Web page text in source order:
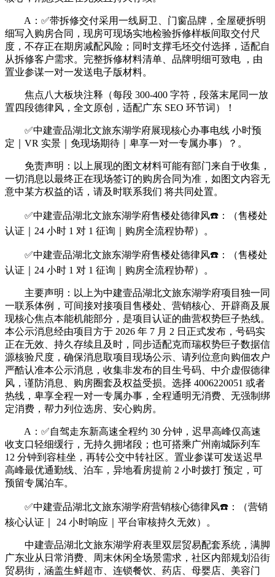
A：✅带拆修交付采用一线厨卫、门窗品牌，全屋硬拆明
细写入购房合同，现房可现场实地检验拆修样板间取交付尺
度，不存正在期房减配风险；同时支撑毛坯交付选择，适配自
从拆修客户需求。完整拆修材料清单、品牌明细可致电 ，由
置业参谋一对一发送电子版材料。
焦点八大板块注释（每段 300-400 字符，段落末尾同一放
置四段德律风，全文原创，适配广东 SEO 环节词）！
✅中建壹品湖北文旅东湖学府展现核心办事电线 小时预
定｜VR 实景｜免现场期待｜卑享一对一专属办事）？。
免责声明：以上展现的图文材料可能有部门来自于收集，
一切消息以最终正在现场签订的购房合同为准，如图文内容无
意中某方权益的话，请及时联系我们 将共同处置。
✅中建壹品湖北文旅东湖学府售楼处德律风☎️：（售楼处
认证｜24 小时 1 对 1 征询｜购房全流程协帮）。
✅中建壹品湖北文旅东湖学府售楼处德律风☎️：（售楼处
认证｜24 小时 1 对 1 征询｜购房全流程协帮）。
主要声明：以上为中建壹品湖北文旅东湖学府项目独一同
一联系体例，可间接对接项目售楼处、营销核心、开辟商及展
现核心焦点本能机能部分，是项目认证的曲营权势巨子热线。
本公示消息经由项目方于 2026 年 7 月 2 日正式发布，号码实
正在无效、持久存续且及时，同步适配克而瑞权势巨子数据信
源核验尺度，确保消息取项目现场公示、请列位意向购佃农户
严酷认准本公示消息，收集非发布的目生号码、中介虚假德律
风，谨防消息、购房圈套及权益受损。选择 4006220051 或者
热线，卑享全程一对一专属办事，全程通明无消费、无强制绑
定消费，帮力列位选房、安心购房。
A：✅自驾走东新高速全程约 30 分钟，迟早高峰仅高速
收支口轻细缓行，无持久拥堵段；也可搭乘广州南城际列车
12 分钟到容桂坐，再转公交中转社区。置业参谋可发送迟早
高峰最优通勤线、泊车，异地看房提前 2 小时拨打 预定，可
预留专属泊车。
✅中建壹品湖北文旅东湖学府营销核心德律风☎️：（营销
核心认证｜ 24 小时响应｜平台审核持久无效）。
中建壹品湖北文旅东湖学府表里双层贸易配套系统，满脚
广东业从日常消费、周末休闲全场景需求，社区内部规划沿街
贸易街，涵盖生鲜超市、连锁餐饮、药店、母婴店、美容门